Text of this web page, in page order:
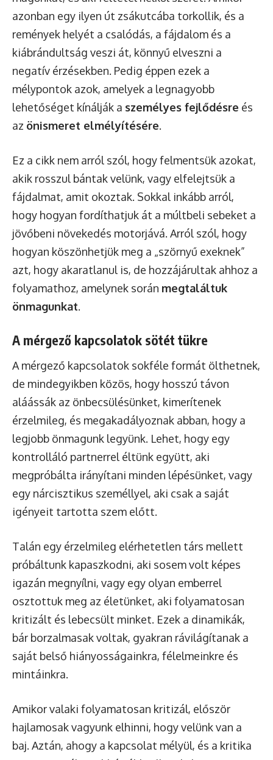
azonban egy ilyen út zsákutcába torkollik, és a
remények helyét a csalódás, a fájdalom és a
kiábrándultság veszi át, könnyű elveszni a
negatív érzésekben. Pedig éppen ezek a
mélypontok azok, amelyek a legnagyobb
lehetőséget kínálják a személyes fejlődésre és
az önismeret elmélyítésére.
Ez a cikk nem arról szól, hogy felmentsük azokat,
akik rosszul bántak velünk, vagy elfelejtsük a
fájdalmat, amit okoztak. Sokkal inkább arról,
hogy hogyan fordíthatjuk át a múltbeli sebeket a
jövőbeni növekedés motorjává. Arról szól, hogy
hogyan köszönhetjük meg a „szörnyű exeknek”
azt, hogy akaratlanul is, de hozzájárultak ahhoz a
folyamathoz, amelynek során megtaláltuk
önmagunkat.
A mérgező kapcsolatok sötét tükre
A mérgező kapcsolatok sokféle formát ölthetnek,
de mindegyikben közös, hogy hosszú távon
aláássák az önbecsülésünket, kimerítenek
érzelmileg, és megakadályoznak abban, hogy a
legjobb önmagunk legyünk. Lehet, hogy egy
kontrolláló partnerrel éltünk együtt, aki
megpróbálta irányítani minden lépésünket, vagy
egy nárcisztikus személlyel, aki csak a saját
igényeit tartotta szem előtt.
Talán egy érzelmileg elérhetetlen társ mellett
próbáltunk kapaszkodni, aki sosem volt képes
igazán megnyílni, vagy egy olyan emberrel
osztottuk meg az életünket, aki folyamatosan
kritizált és lebecsült minket. Ezek a dinamikák,
bár borzalmasak voltak, gyakran rávilágítanak a
saját belső hiányosságainkra, félelmeinkre és
mintáinkra.
Amikor valaki folyamatosan kritizál, először
hajlamosak vagyunk elhinni, hogy velünk van a
baj. Aztán, ahogy a kapcsolat mélyül, és a kritika